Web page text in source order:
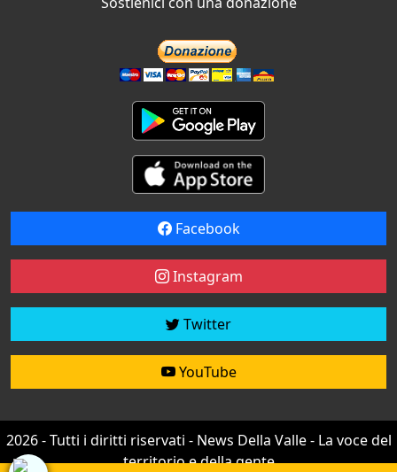
Facebook
Instagram
Twitter
YouTube
2026 - Tutti i diritti riservati - News Della Valle - La voce del
territorio e della gente